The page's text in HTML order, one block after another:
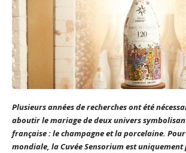
Plusieurs années de recherches ont été
aboutir le mariage de deux univers
française : le champagne et la porcelaine.
mondiale, la Cuvée Sensorium est uniquement